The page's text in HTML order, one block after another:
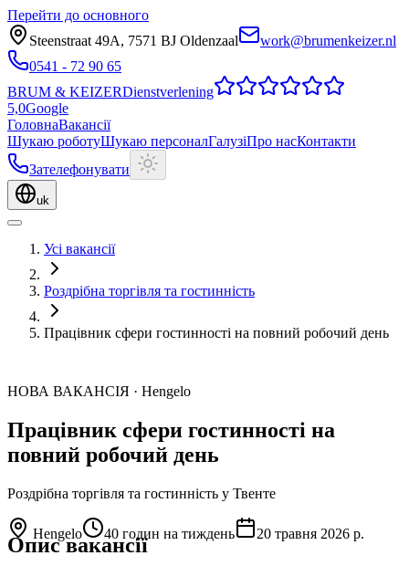
Перейти до основного
Steenstraat 49A, 7571 BJ Oldenzaal
work@brumenkeizer.nl
0541 - 72 90 65
BRUM & KEIZERDienstverlening
5,0Google
ГоловнаВакансії
Шукаю роботуШукаю персоналГалузіПро насКонтакти
Зателефонувати
uk
Усі вакансії
Роздрібна торгівля та гостинність
Працівник сфери гостинності на повний робочий день
НОВА ВАКАНСІЯ · Hengelo
Працівник сфери гостинності на
повний робочий день
Роздрібна торгівля та гостинність у Твенте
Hengelo 40 годин на тиждень 20 травня 2026 р.
Опис вакансії